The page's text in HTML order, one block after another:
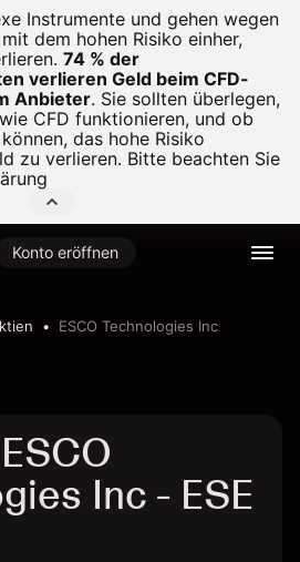
Instrumente und gehen wegen
dem hohen Risiko einher,
74 % der
verlieren Geld beim CFD-
Anbieter. Sie sollten überlegen,
CFD funktionieren, und ob
das hohe Risiko
zu verlieren. Bitte beachten Sie
Konto eröffnen
ESCO Technologies Inc
Inc - ESE